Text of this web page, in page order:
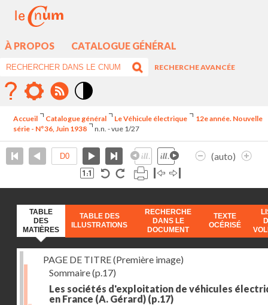
À PROPOS CATALOGUE GÉNÉRAL
RECHERCHE AVANCÉE
élévé
Accueil Catalogue général Le Véhicule électrique
12e année. Nouvelle
série - N°36, Juin 1938
n.n. - vue 1/27
(auto)
TABLE
DES
MATIÈRES
TABLE DES
ILLUSTRATIONS
RECHERCHE
DANS LE
DOCUMENT
TEXTE
OCÉRISÉ
PAGE DE TITRE (Première image)
Sommaire(p.17)
Les sociétés d'exploitation de véhicules
en France (A. Gérard) (p.17)